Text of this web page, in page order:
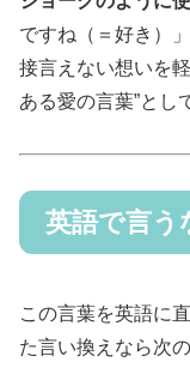
ですね（＝好き）
接言えない想いを
ある愛の言葉”とし
英語で言う
この言葉を英語に
た言い換えなら次